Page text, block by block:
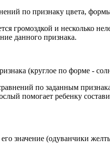
по признаку цвета,
громоздкой и несколько
данного признака.
(круглое по форме -
по заданным
помогает ребенку
его значение (одуванчики